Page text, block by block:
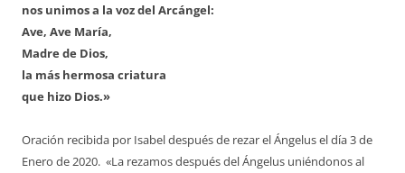
nos unimos a la voz del Arcángel:
Ave, Ave María,
Madre de Dios,
la más hermosa criatura
que hizo Dios.»
Oración recibida por Isabel después de rezar el Ángelus el día 3 de
Enero de 2020. «La rezamos después del Ángelus uniéndonos al